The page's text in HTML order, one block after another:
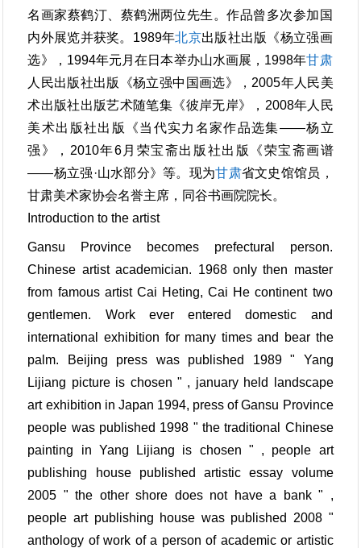
名画家蔡鹤汀、蔡鹤洲两位先生。作品曾多次参加国
内外展览并获奖。1989年北京出版社出版《杨立强画
选》，1994年元月在日本举办山水画展，1998年甘肃
人民出版社出版《杨立强中国画选》，2005年人民美
术出版社出版艺术随笔集《彼岸无岸》，2008年人民
美术出版社出版《当代实力名家作品选集——杨立
强》，2010年6月荣宝斋出版社出版《荣宝斋画谱
——杨立强·山水部分》等。现为甘肃省文史馆馆员，
甘肃美术家协会名誉主席，同谷书画院院长。
Introduction to the artist
Gansu Province becomes prefectural person.
Chinese artist academician. 1968 only then master
from famous artist Cai Heting, Cai He continent two
gentlemen. Work ever entered domestic and
international exhibition for many times and bear the
palm. Beijing press was published 1989 " Yang
Lijiang picture is chosen " , january held landscape
art exhibition in Japan 1994, press of Gansu Province
people was published 1998 " the traditional Chinese
painting in Yang Lijiang is chosen " , people art
publishing house published artistic essay volume
2005 " the other shore does not have a bank " ,
people art publishing house was published 2008 "
anthology of work of a person of academic or artistic